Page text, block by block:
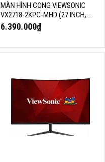
MÀN HÌNH CONG VIEWSONIC
VX2718-2KPC-MHD (27 INCH,
2560 X 1440, 165HZ, VA, 1MS,
6.390.000₫